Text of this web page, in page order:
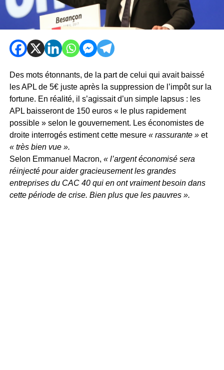
Des mots étonnants, de la part de celui qui avait baissé
les APL de 5€ juste après la suppression de l’impôt sur la
fortune. En réalité, il s’agissait d’un simple lapsus : les
APL baisseront de 150 euros « le plus rapidement
possible » selon le gouvernement. Les économistes de
droite interrogés estiment cette mesure « rassurante »et
« très bien vue ».
Selon Emmanuel Macron, « l’argent économisé sera
réinjecté pour aider gracieusement les grandes
entreprises du CAC 40 qui en ont vraiment besoin dans
cette période de crise. Bien plus que les pauvres ».